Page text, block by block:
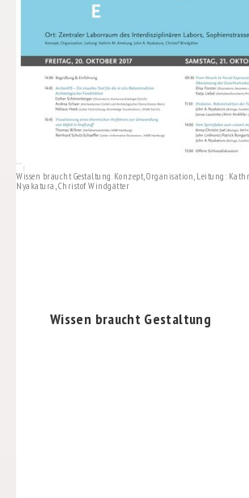
Wissen braucht Gestaltung. Konzept, Organisation, Leitung:
Nyakatura, Christof Windgätter
Wissen braucht Gestaltung